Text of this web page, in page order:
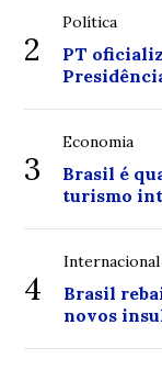
2
Política
PT
3
Economia
Brasil é
turismo
4
Internacional
Brasil
novos